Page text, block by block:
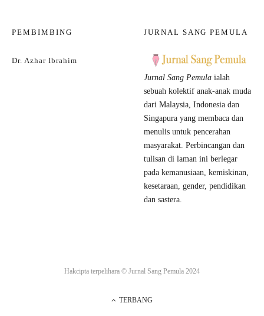
PEMBIMBING
Dr. Azhar Ibrahim
JURNAL SANG PEMULA
Jurnal Sang Pemula ialah
sebuah kolektif anak-anak muda
dari Malaysia, Indonesia dan
Singapura yang membaca dan
menulis untuk pencerahan
masyarakat. Perbincangan dan
tulisan di laman ini berlegar
pada kemanusiaan, kemiskinan,
kesetaraan, gender, pendidikan
dan sastera.
Hakcipta terpelihara © Jurnal Sang Pemula 2024
TERBANG